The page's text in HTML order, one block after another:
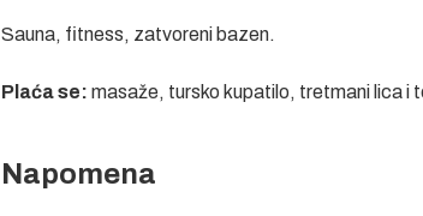
Sauna, fitness, zatvoreni bazen.
Plaća se: masaže, tursko kupatilo, tretmani lica i
Napomena